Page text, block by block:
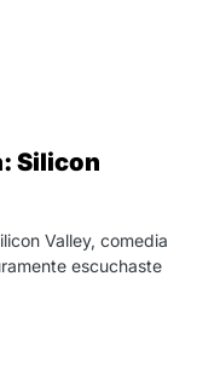
Silicon
Valley, comedia
escuchaste